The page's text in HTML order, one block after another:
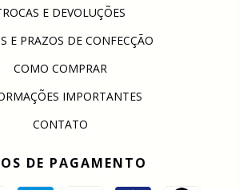
E DEVOLUÇÕES
E PRAZOS DE CONFECÇÃO
COMO COMPRAR
IMPORTANTES
CONTATO
DE PAGAMENTO